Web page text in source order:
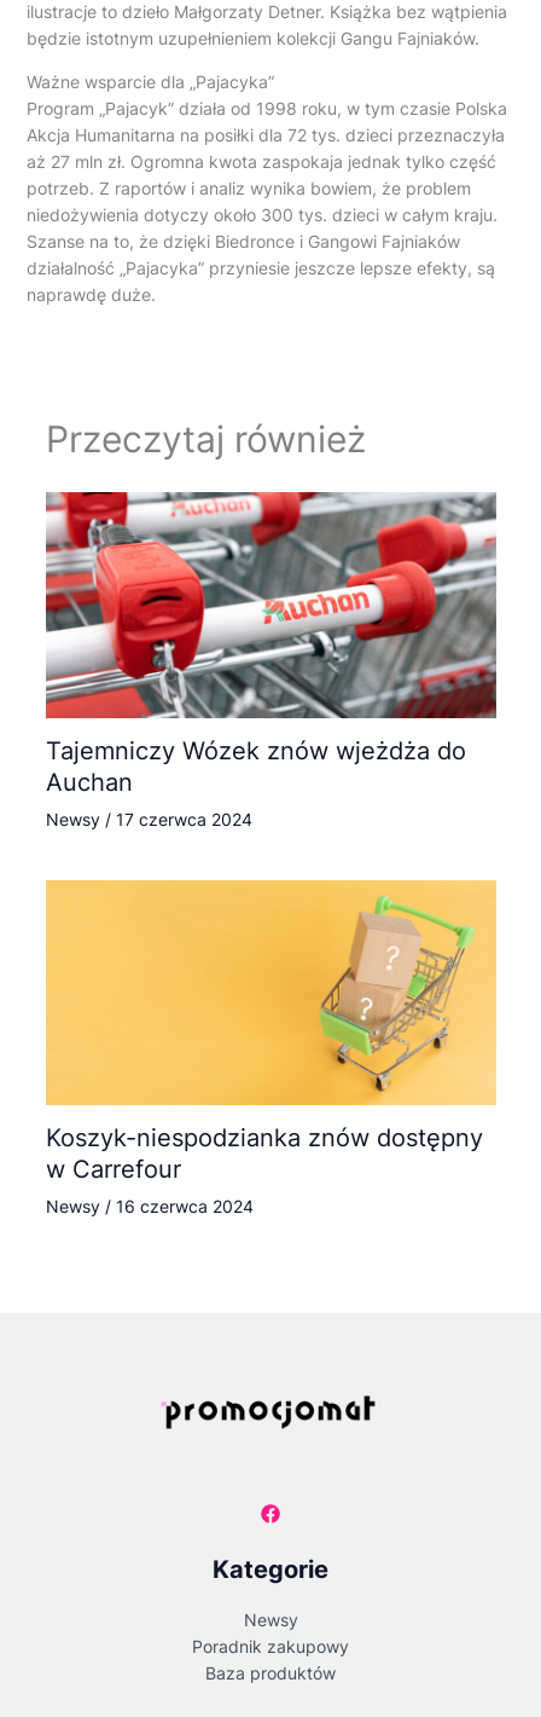
ilustracje to dzieło Małgorzaty Detner. Książka bez wątpienia
będzie istotnym uzupełnieniem kolekcji Gangu Fajniaków.
Ważne wsparcie dla „Pajacyka”
Program „Pajacyk” działa od 1998 roku, w tym czasie Polska
Akcja Humanitarna na posiłki dla 72 tys. dzieci przeznaczyła
aż 27 mln zł. Ogromna kwota zaspokaja jednak tylko część
potrzeb. Z raportów i analiz wynika bowiem, że problem
niedożywienia dotyczy około 300 tys. dzieci w całym kraju.
Szanse na to, że dzięki Biedronce i Gangowi Fajniaków
działalność „Pajacyka” przyniesie jeszcze lepsze efekty, są
naprawdę duże.
Przeczytaj również
Tajemniczy Wózek znów wjeżdża do
Auchan
Newsy/ 17 czerwca 2024
Koszyk-niespodzianka znów dostępny
w Carrefour
Newsy/ 16 czerwca 2024
Kategorie
Newsy
Poradnik zakupowy
Baza produktów